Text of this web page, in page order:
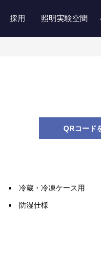
採用 照明実験空間
QRコード
冷蔵・冷凍ケース用
防湿仕様